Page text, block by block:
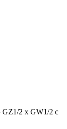
2 x GW1/2 с